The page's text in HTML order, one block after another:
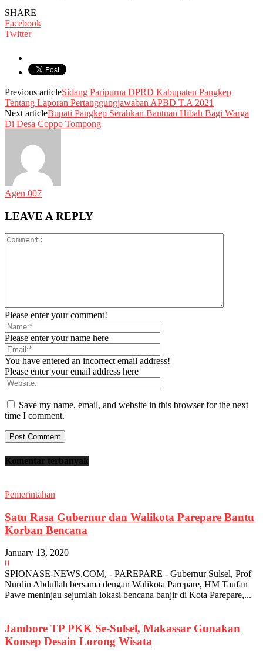
SHARE
Facebook
Twitter
Previous articleSidang Paripurna DPRD Kabupaten Pangkep
Tentang Laporan Pertanggungjawaban APBD T.A 2021
Next articleBupati Pangkep Serahkan Bantuan Hibah Bagi Warga
Di Desa Coppo Tompong
Agen 007
LEAVE A REPLY
Please enter your comment!
Please enter your name here
You have entered an incorrect email address!
Please enter your email address here
Save my name, email, and website in this browser for the next
time I comment.
Komentar terbanyak
Pemerintahan
Satu Rasa Gubernur dan Walikota Parepare Bantu
Korban Bencana
January 13, 2020
0
SPIONASE-NEWS.COM, - PAREPARE - Gubernur Sulsel, Prof
Nurdin Abdullah bersama dengan Walikota Parepare, HM Taufan
Pawe meninjau sejumlah lokasi bencana banjir di Kota Parepare,...
Jambore TP PKK Se-Sulsel, Makassar Gunakan
Konsep Desain Lorong Wisata